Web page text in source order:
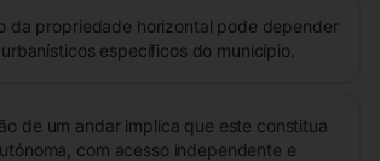
da propriedade horizontal pode depender
específicos do município.
de um andar implica que este constitua
com acesso independente e